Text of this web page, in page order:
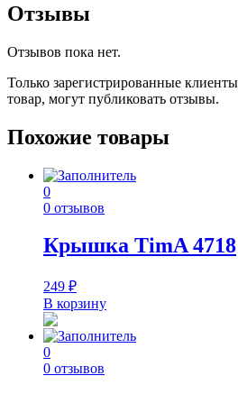
Отзывы
Отзывов пока нет.
Только зарегистрированные
товар, могут публиковать отзывы.
Похожие товары
0
0 отзывов
Крышка TimA 4718
249 ₽
В корзину
0
0 отзывов